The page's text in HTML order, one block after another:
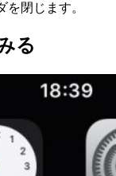
閉じます。
る